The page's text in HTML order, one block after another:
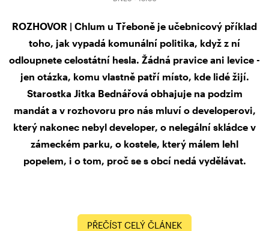
ROZHOVOR | Chlum u Třeboně je učebnicový příklad
toho, jak vypadá komunální politika, když z ní
odloupnete celostátní hesla. Žádná pravice ani levice -
jen otázka, komu vlastně patří místo, kde lidé žijí.
Starostka Jitka Bednářová obhajuje na podzim
mandát a v rozhovoru pro nás mluví o developerovi,
který nakonec nebyl developer, o nelegální skládce v
zámeckém parku, o kostele, který málem lehl
popelem, i o tom, proč se s obcí nedá vydělávat.
PŘEČÍST CELÝ ČLÁNEK